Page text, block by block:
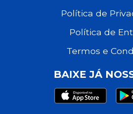
Política de
Política de
Termos e
BAIXE JÁ